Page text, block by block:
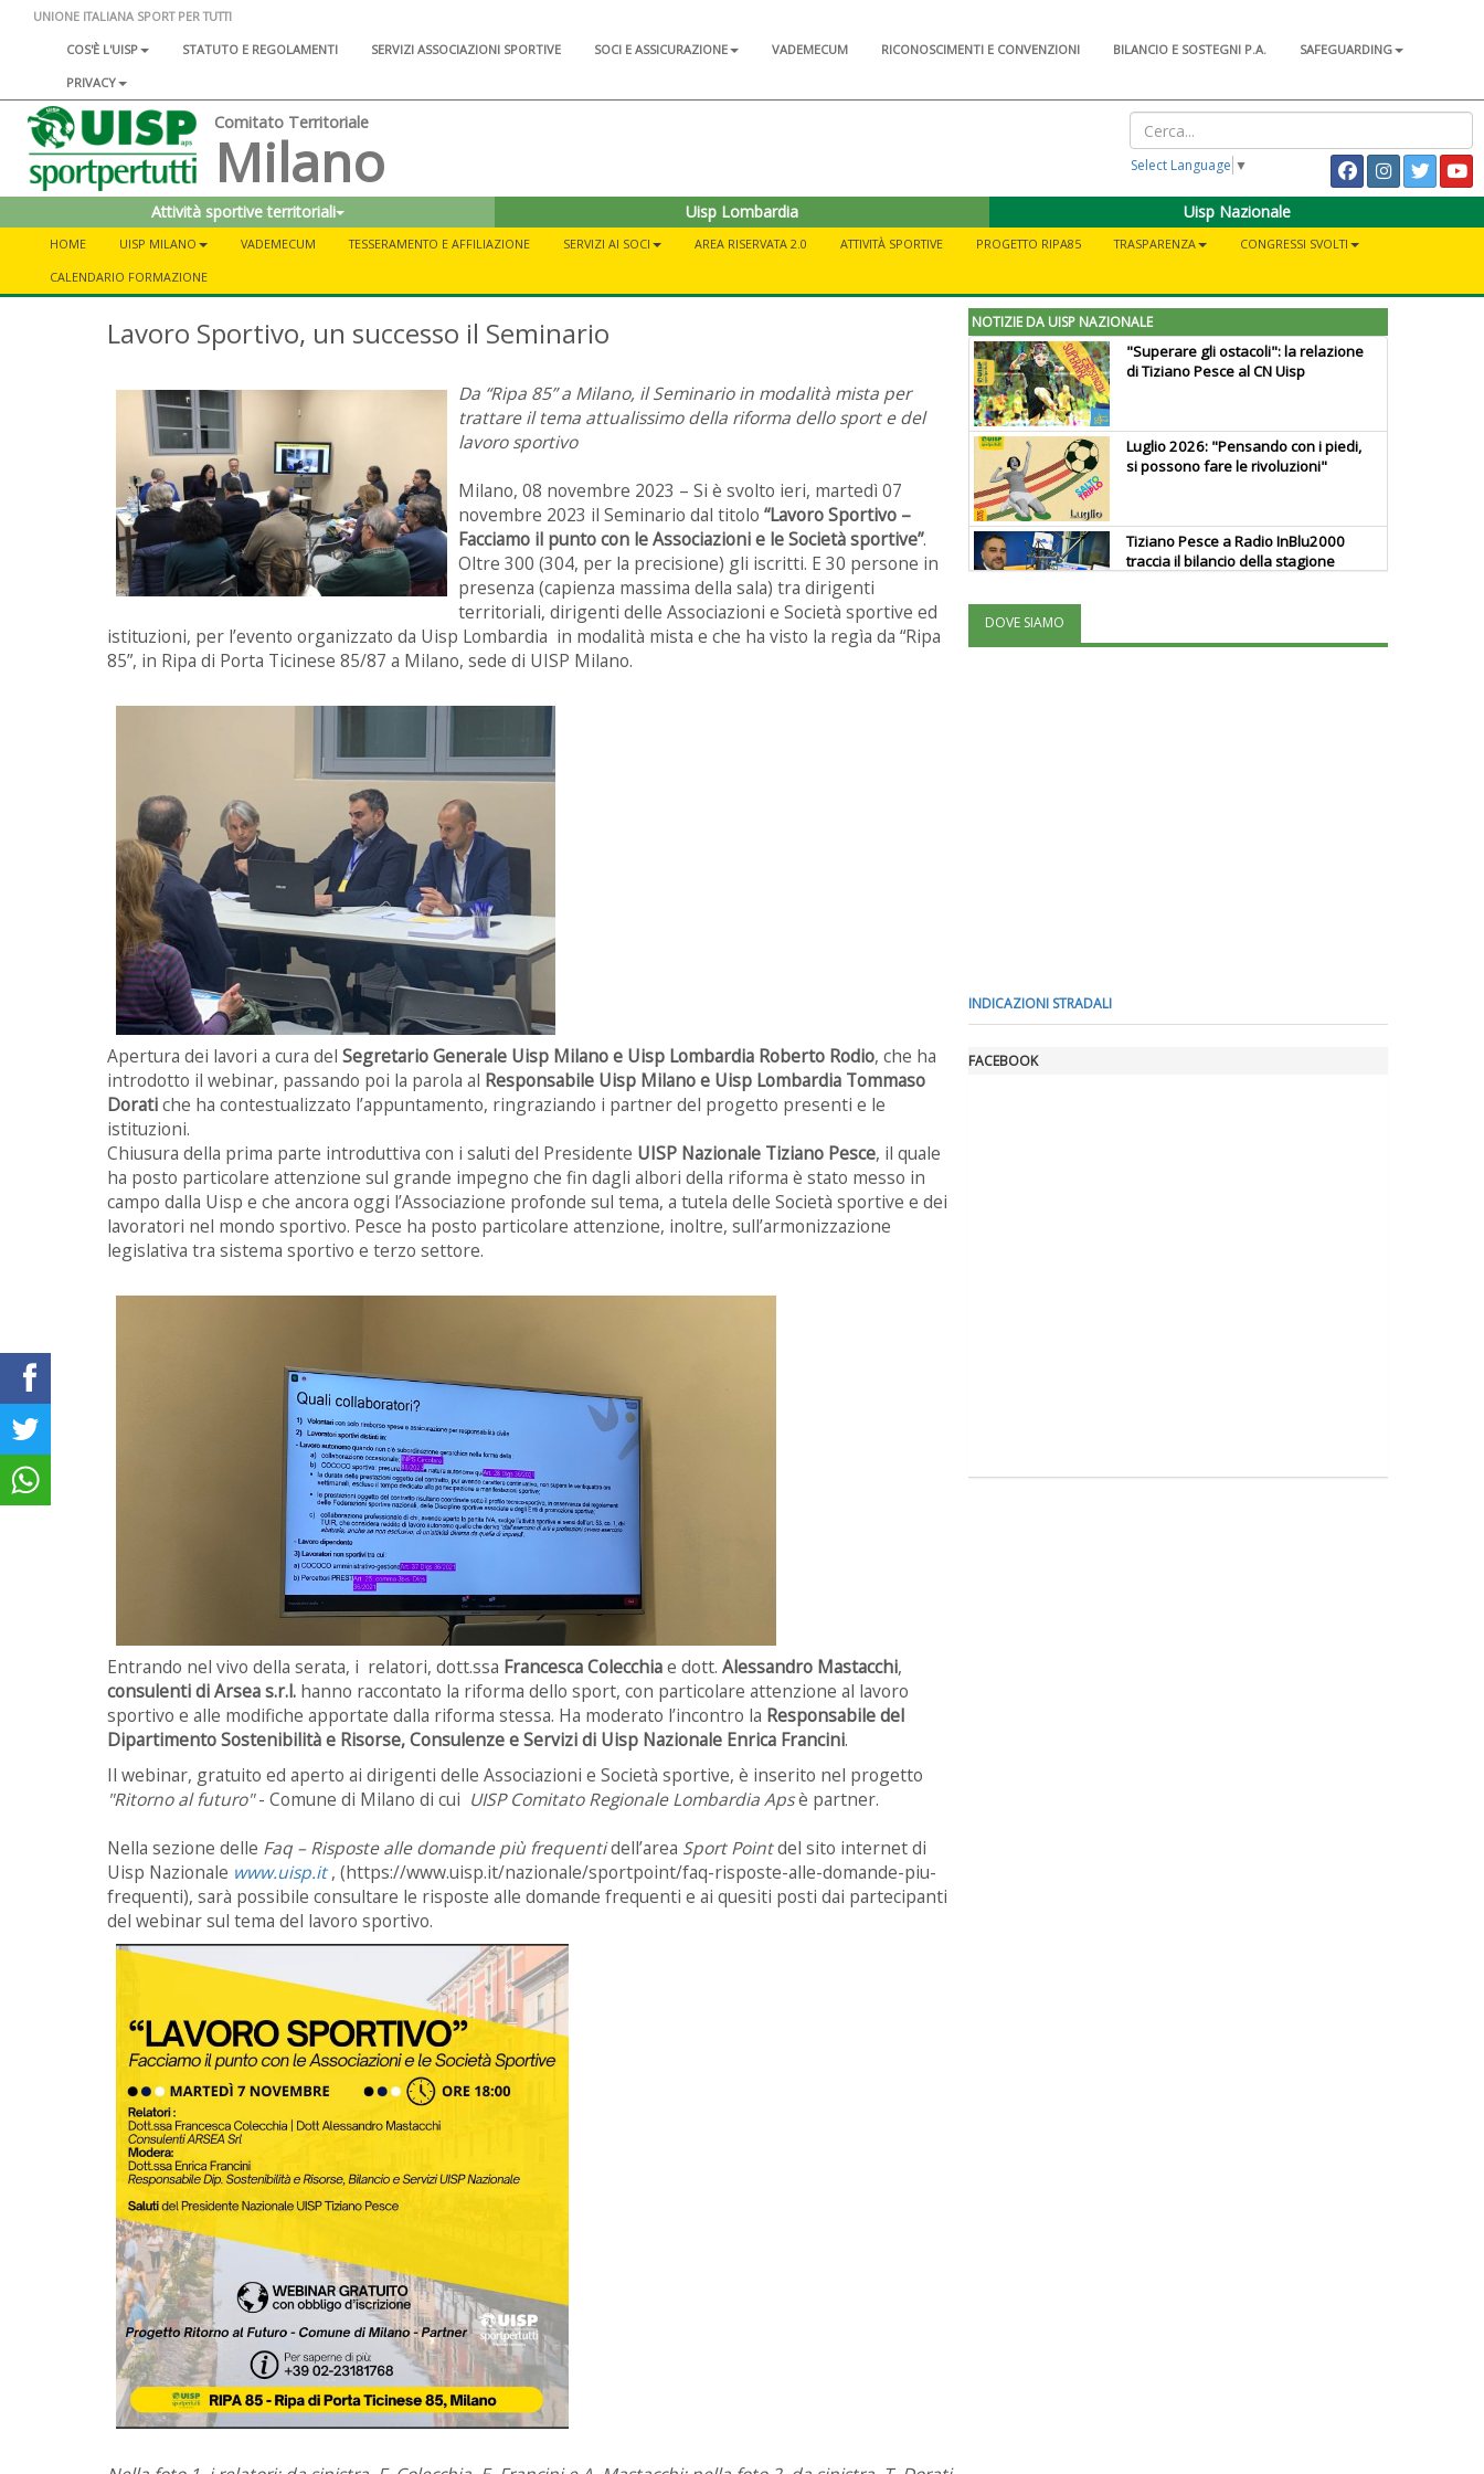
UNIONE ITALIANA SPORT PER TUTTI
COS'È L'UISP
STATUTO E REGOLAMENTI SERVIZI ASSOCIAZIONI SPORTIVE SOCI E ASSICURAZIONE VADEMECUM RICONOSCIMENTI E CONVENZIONI BILANCIO E SOSTEGNI P.A.
SAFEGUARDING
PRIVACY
Comitato Territoriale
Milano Select Language ▼
Attività sportive territoriali Uisp Lombardia Uisp Nazionale
HOME UISP MILANO VADEMECUM TESSERAMENTO E AFFILIAZIONE SERVIZI AI SOCI AREA RISERVATA 2.0 ATTIVITÀ SPORTIVE PROGETTO RIPA85 TRASPARENZA
CONGRESSI SVOLTI
CALENDARIO FORMAZIONE
Lavoro Sportivo, un successo il Seminario
Da “Ripa 85” a Milano, il Seminario in modalità mista per
trattare il tema attualissimo della riforma dello sport e del
lavoro sportivo
Milano, 08 novembre 2023 – Si è svolto ieri, martedì 07
novembre 2023 il Seminario dal titolo “Lavoro Sportivo –
Facciamo il punto con le Associazioni e le Società sportive”.
Oltre 300 (304, per la precisione) gli iscritti. E 30 persone in
presenza (capienza massima della sala) tra dirigenti
territoriali, dirigenti delle Associazioni e Società sportive ed
istituzioni, per l’evento organizzato da Uisp Lombardia in modalità mista e che ha visto la regìa da “Ripa
85”, in Ripa di Porta Ticinese 85/87 a Milano, sede di UISP Milano.
Apertura dei lavori a cura del Segretario Generale Uisp Milano e Uisp Lombardia Roberto Rodio, che ha
introdotto il webinar, passando poi la parola al Responsabile Uisp Milano e Uisp Lombardia Tommaso
Doratiche ha contestualizzato l’appuntamento, ringraziando i partner del progetto presenti e le
istituzioni.
Chiusura della prima parte introduttiva con i saluti del Presidente UISP Nazionale Tiziano Pesce, il quale
ha posto particolare attenzione sul grande impegno che fin dagli albori della riforma è stato messo in
campo dalla Uisp e che ancora oggi l’Associazione profonde sul tema, a tutela delle Società sportive e dei
lavoratori nel mondo sportivo. Pesce ha posto particolare attenzione, inoltre, sull’armonizzazione
legislativa tra sistema sportivo e terzo settore.
Entrando nel vivo della serata, i relatori, dott.ssa Francesca Colecchiae dott. Alessandro Mastacchi,
consulenti di Arsea s.r.l. hanno raccontato la riforma dello sport, con particolare attenzione al lavoro
sportivo e alle modifiche apportate dalla riforma stessa. Ha moderato l’incontro la Responsabile del
Dipartimento Sostenibilità e Risorse, Consulenze e Servizi di Uisp Nazionale Enrica Francini.
Il webinar, gratuito ed aperto ai dirigenti delle Associazioni e Società sportive, è inserito nel progetto
"Ritorno al futuro"- Comune di Milano di cui UISP Comitato Regionale Lombardia Apsè partner.
Nella sezione delle Faq – Risposte alle domande più frequentidell’area Sport Pointdel sito internet di
Uisp Nazionale www.uisp.it , (https://www.uisp.it/nazionale/sportpoint/faq-risposte-alle-domande-piu-
frequenti), sarà possibile consultare le risposte alle domande frequenti e ai quesiti posti dai partecipanti
del webinar sul tema del lavoro sportivo.
NOTIZIE DA UISP NAZIONALE
"Superare gli ostacoli": la relazione
di Tiziano Pesce al CN Uisp
Luglio 2026: "Pensando con i piedi,
si possono fare le rivoluzioni"
Tiziano Pesce a Radio InBlu2000
traccia il bilancio della stagione
DOVE SIAMO
INDICAZIONI STRADALI
FACEBOOK